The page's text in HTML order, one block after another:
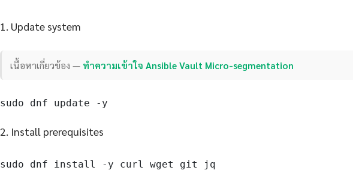
1. Update system
เนื้อหาเกี่ยวข้อง — ทำความเข้าใจ Ansible Vault Micro-segmentation
sudo dnf update -y
2. Install prerequisites
sudo dnf install -y curl wget git jq